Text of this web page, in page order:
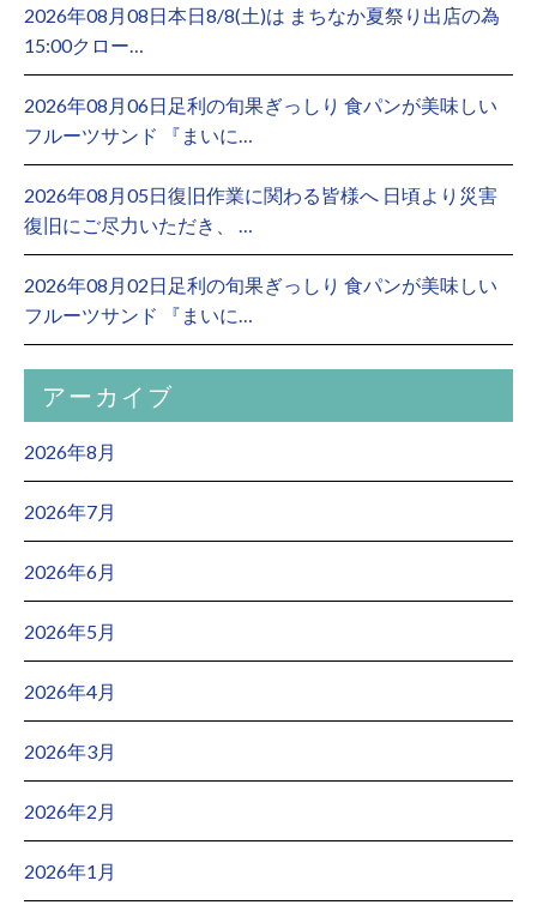
2026年08月08日本日8/8(土)は まちなか夏祭り出店の為
15:00クロー…
2026年08月06日足利の旬果ぎっしり 食パンが美味しい
フルーツサンド 『まいに…
2026年08月05日復旧作業に関わる皆様へ 日頃より災害
復旧にご尽力いただき、 …
2026年08月02日足利の旬果ぎっしり 食パンが美味しい
フルーツサンド 『まいに…
アーカイブ
2026年8月
2026年7月
2026年6月
2026年5月
2026年4月
2026年3月
2026年2月
2026年1月